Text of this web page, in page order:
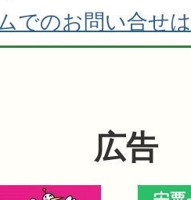
でのお問い合せ
広告